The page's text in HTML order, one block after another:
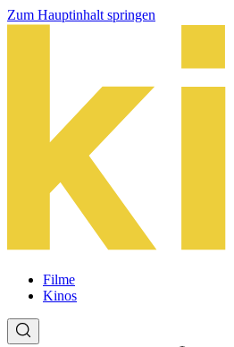
Zum Hauptinhalt springen
Filme
Kinos